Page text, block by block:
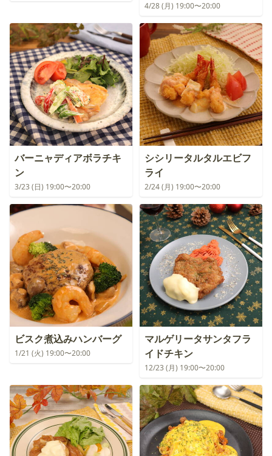
4/28 (月) 19:00〜20:00
バーニャディアボラチキ
ン
3/23 (日) 19:00〜20:00
シシリータルタルエビフ
ライ
2/24 (月) 19:00〜20:00
ビスク煮込みハンバーグ
1/21 (火) 19:00〜20:00
マルゲリータサンタフラ
イドチキン
12/23 (月) 19:00〜20:00